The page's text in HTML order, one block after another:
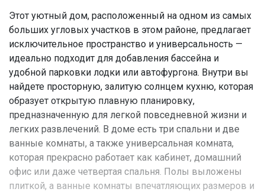
Этот уютный дом, расположенный на одном из самых
больших угловых участков в этом районе, предлагает
исключительное пространство и универсальность —
идеально подходит для добавления бассейна и
удобной парковки лодки или автофургона. Внутри вы
найдете просторную, залитую солнцем кухню, которая
образует открытую плавную планировку,
предназначенную для легкой повседневной жизни и
легких развлечений. В доме есть три спальни и две
ванные комнаты, а также универсальная комната,
которая прекрасно работает как кабинет, домашний
офис или даже четвертая спальня. Полы выложены
плиткой, а ванные комнаты впечатляющих размеров и